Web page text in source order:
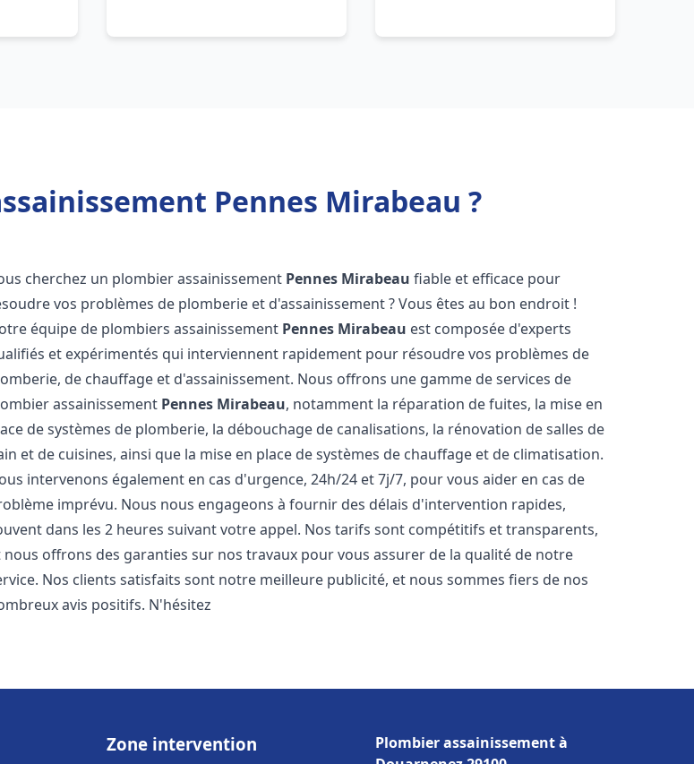
Pennes Mirabeau ?
cherchez un plombier assainissement Pennes Mirabeau fiable et efficace pour
vos problèmes de plomberie et d'assainissement ? Vous êtes au bon endroit !
équipe de plombiers assainissement Pennes Mirabeau est composée d'experts
et expérimentés qui interviennent rapidement pour résoudre vos problèmes de
de chauffage et d'assainissement. Nous offrons une gamme de services de
assainissement Pennes Mirabeau, notamment la réparation de fuites, la mise en
de systèmes de plomberie, la débouchage de canalisations, la rénovation de salles de
et de cuisines, ainsi que la mise en place de systèmes de chauffage et de climatisation.
intervenons également en cas d'urgence, 24h/24 et 7j/7, pour vous aider en cas de
imprévu. Nous nous engageons à fournir des délais d'intervention rapides,
dans les 2 heures suivant votre appel. Nos tarifs sont compétitifs et transparents,
nous offrons des garanties sur nos travaux pour vous assurer de la qualité de notre
Nos clients satisfaits sont notre meilleure publicité, et nous sommes fiers de nos
avis positifs. N'hésitez
Zone intervention
Plombier assainissement à